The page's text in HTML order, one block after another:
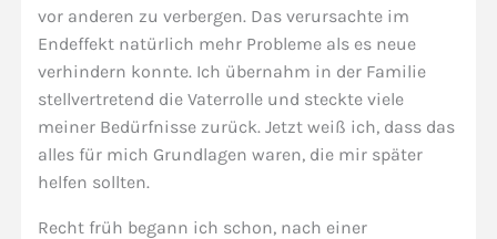
vor anderen zu verbergen. Das verursachte im
Endeffekt natürlich mehr Probleme als es neue
verhindern konnte. Ich übernahm in der Familie
stellvertretend die Vaterrolle und steckte viele
meiner Bedürfnisse zurück. Jetzt weiß ich, dass das
alles für mich Grundlagen waren, die mir später
helfen sollten.
Recht früh begann ich schon, nach einer